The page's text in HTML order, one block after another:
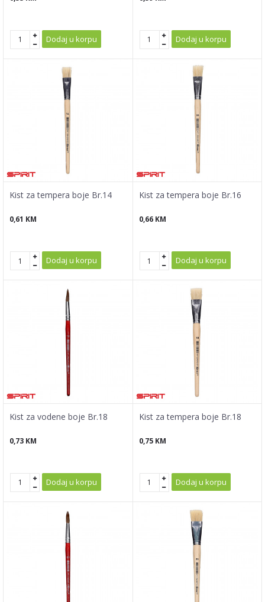
Dodaj u korpu Dodaj u korpu
Kist za tempera boje Br.14
0,61 KM
Dodaj u korpu
Kist za tempera boje Br.16
0,66 KM
Dodaj u korpu
Kist za vodene boje Br.18
0,73 KM
Dodaj u korpu
Kist za tempera boje Br.18
0,75 KM
Dodaj u korpu